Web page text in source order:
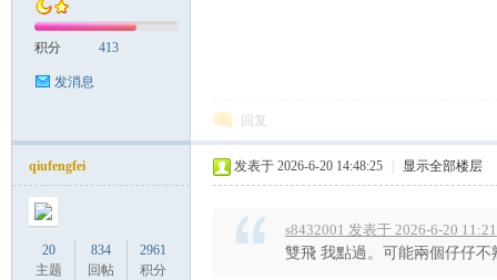
积分 413
发消息
回复
qiufengfei
20
主题
834
回帖
2961
积分
发表于 2026-6-20 14:48:25 显示全部楼层
s8432001 发表于 2026-6-20 11:21
雙飛 我點過。可能兩個仔仔不